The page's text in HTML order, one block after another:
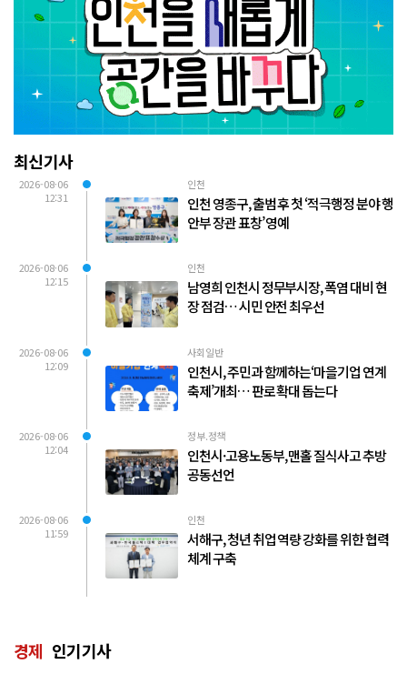
최신기사
2026-08-06
12:31
인천
인천 영종구, 출범 후 첫 ‘적극행정 분야 행
안부 장관 표창’ 영예
2026-08-06
12:15
인천
남영희 인천시 정무부시장, 폭염 대비 현
장 점검… 시민 안전 최우선
2026-08-06
12:09
사회일반
인천시, 주민과 함께하는‘마을기업 연계
축제’개최… 판로 확대 돕는다
2026-08-06
12:04
정부.정책
인천시·고용노동부, 맨홀 질식사고 추방
공동선언
2026-08-06
11:59
인천
서해구, 청년 취업 역량 강화를 위한 협력
체계 구축
경제 인기기사